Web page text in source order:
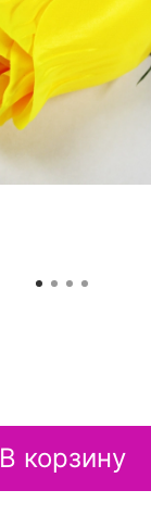
В корзину